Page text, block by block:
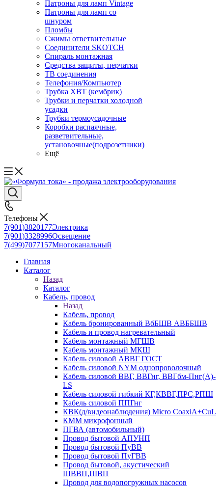
Патроны для ламп Vintage
Патроны для ламп со
шнуром
Пломбы
Сжимы ответвительные
Соединители SKOTCH
Спираль монтажная
Средства защиты, перчатки
ТВ соединения
Телефония/Компьютер
Трубка ХВТ (кембрик)
Трубки и перчатки холодной
усадки
Трубки термоусадочные
Коробки распаячные,
разветвительные,
установочные(подрозетники)
Ещё
Телефоны
7(901)3820177Электрика
7(901)3328996Освещение
7(499)7077157Многоканальный
Главная
Каталог
Назад
Каталог
Кабель, провод
Назад
Кабель, провод
Кабель бронированный ВбБШВ АВББШВ
Кабель и провод нагревательный
Кабель монтажный МГШВ
Кабель монтажный МКШ
Кабель силовой АВВГ ГОСТ
Кабель силовой NYM однопроволочный
Кабель силовой ВВГ, ВВГнг, ВВГбм-Пнг(А)-
LS
Кабель силовой гибкий КГ,КВВГ,ПРС,РПШ
Кабель силовой ППГнг
КВК(д/видеонаблюдения) Micro CoaxiA+CuL
КММ микрофонный
ПГВА (автомобильный)
Провод бытовой АПУНП
Провод бытовой ПуВВ
Провод бытовой ПуГВВ
Провод бытовой, акустический
ШВВП,ШВП
Провод для водопогружных насосов